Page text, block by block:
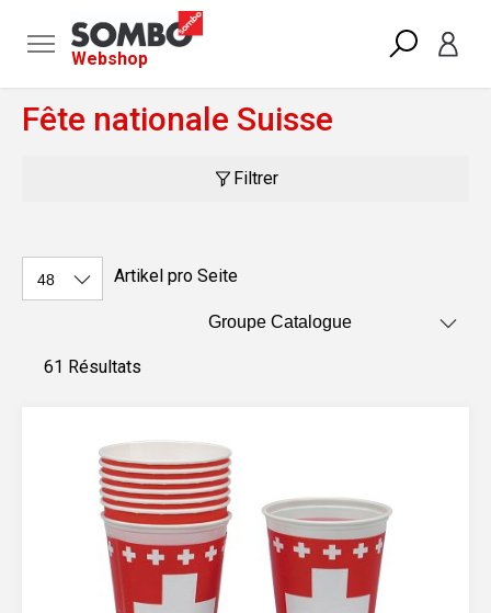
Webshop
Fête nationale Suisse
Filtrer
Artikel pro Seite
61 Résultats